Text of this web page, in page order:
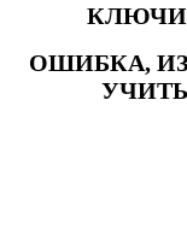
КЛЮЧИ
ОШИБКА,